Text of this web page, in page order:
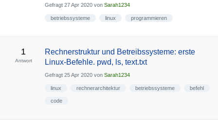
Gefragt 27 Apr 2020 von Sarah1234
betriebssysteme linux programmieren
1
Antwort
Rechnerstruktur und Betreibssysteme: erste
Linux-Befehle. pwd, ls, text.txt
Gefragt 25 Apr 2020 von Sarah1234
linux rechnerarchitektur betriebssysteme befehl
code